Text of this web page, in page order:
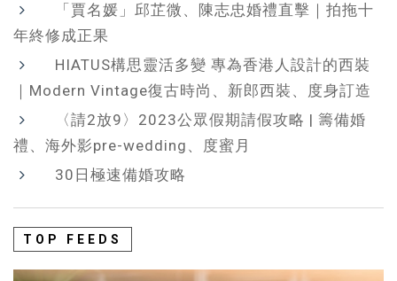
「賈名媛」邱芷微、陳志忠婚禮直擊｜拍拖十
年終修成正果
HIATUS構思靈活多變 專為香港人設計的西裝
｜Modern Vintage復古時尚、新郎西裝、度身訂造
〈請2放9〉2023公眾假期請假攻略 | 籌備婚
禮、海外影pre-wedding、度蜜月
30日極速備婚攻略
TOP FEEDS